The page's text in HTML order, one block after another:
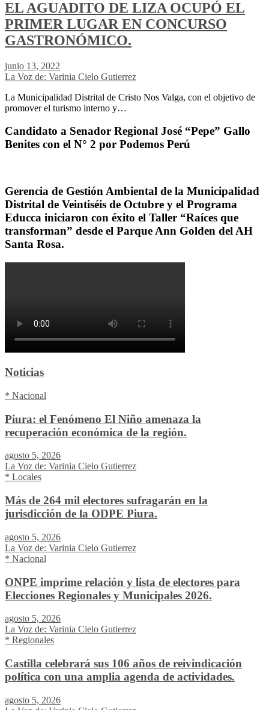
EL AGUADITO DE LIZA OCUPÓ EL
PRIMER LUGAR EN CONCURSO
GASTRONÓMICO.
junio 13, 2022
La Voz de: Varinia Cielo Gutierrez
La Municipalidad Distrital de Cristo Nos Valga, con el objetivo de
promover el turismo interno y…
Candidato a Senador Regional José “Pepe” Gallo
Benites con el N° 2 por Podemos Perú
Gerencia de Gestión Ambiental de la Municipalidad
Distrital de Veintiséis de Octubre y el Programa
Educca iniciaron con éxito el Taller “Raíces que
transforman” desde el Parque Ann Golden del AH
Santa Rosa.
Noticias
* Nacional
Piura: el Fenómeno El Niño amenaza la
recuperación económica de la región.
agosto 5, 2026
La Voz de: Varinia Cielo Gutierrez
* Locales
Más de 264 mil electores sufragarán en la
jurisdicción de la ODPE Piura.
agosto 5, 2026
La Voz de: Varinia Cielo Gutierrez
* Nacional
ONPE imprime relación y lista de electores para
Elecciones Regionales y Municipales 2026.
agosto 5, 2026
La Voz de: Varinia Cielo Gutierrez
* Regionales
Castilla celebrará sus 106 años de reivindicación
política con una amplia agenda de actividades.
agosto 5, 2026